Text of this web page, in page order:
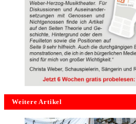
Weitere Artikel